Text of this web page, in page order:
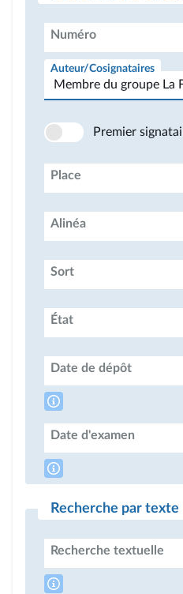
Numéro
Auteur/Cosignataires
Premier
Place
Alinéa
Sort
État
Date de dépôt
Date d'examen
Recherche par texte
Recherche textuelle